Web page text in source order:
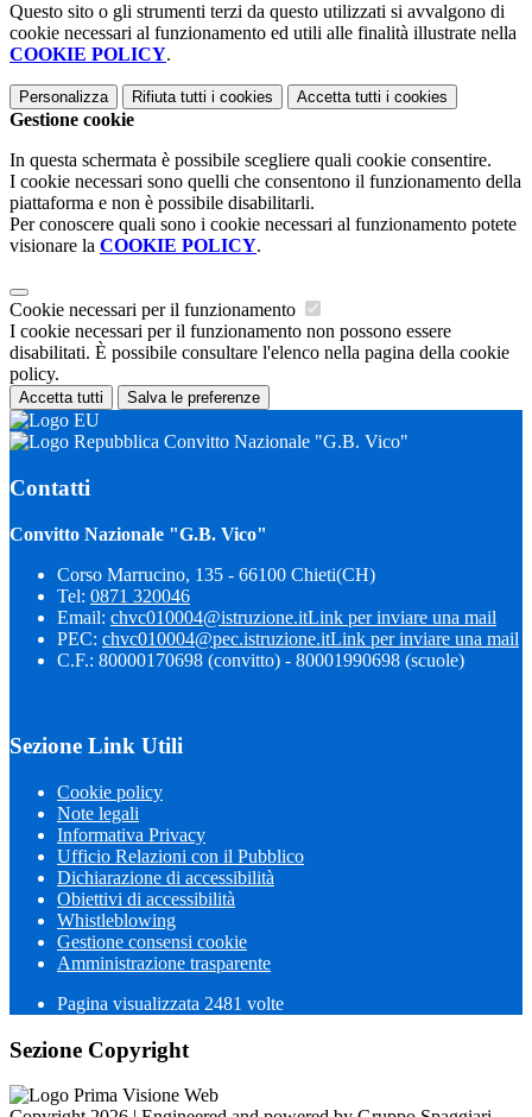
Questo sito o gli strumenti terzi da questo utilizzati si avvalgono di
cookie necessari al funzionamento ed utili alle finalità illustrate nella
COOKIE POLICY.
Personalizza Rifiuta tutti i cookies Accetta tutti i cookies
Gestione cookie
In questa schermata è possibile scegliere quali cookie consentire.
I cookie necessari sono quelli che consentono il funzionamento della
piattaforma e non è possibile disabilitarli.
Per conoscere quali sono i cookie necessari al funzionamento potete
visionare la COOKIE POLICY.
Cookie necessari per il funzionamento
I cookie necessari per il funzionamento non possono essere
disabilitati. È possibile consultare l'elenco nella pagina della cookie
policy.
Accetta tutti Salva le preferenze
Convitto Nazionale "G.B. Vico"
Contatti
Convitto Nazionale "G.B. Vico"
Corso Marrucino, 135 - 66100 Chieti(CH)
Tel: 0871 320046
Email: chvc010004@istruzione.itLink per inviare una mail
PEC: chvc010004@pec.istruzione.itLink per inviare una mail
C.F.: 80000170698 (convitto) - 80001990698 (scuole)
Sezione Link Utili
Cookie policy
Note legali
Informativa Privacy
Ufficio Relazioni con il Pubblico
Dichiarazione di accessibilità
Obiettivi di accessibilità
Whistleblowing
Gestione consensi cookie
Amministrazione trasparente
Pagina visualizzata 2481 volte
Sezione Copyright